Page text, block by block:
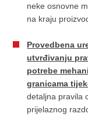
neke osnovne
na kraju
Provedbena
utvrđivanju
potrebe
granicama
detaljna pravila
prijelaznog